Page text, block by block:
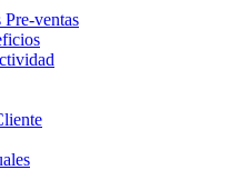
Pre-ventas